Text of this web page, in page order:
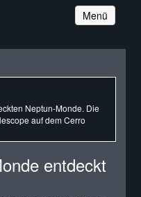
Navigation
Menü
Neptun-Monde. Die
auf dem Cerro
entdeckt